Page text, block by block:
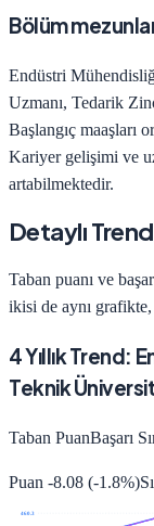
Bölüm
Endüstri
Uzmanı, Tedarik
Başlangıç maaşları
Kariyer gelişimi ve
artabilmektedir.
Detaylı
Taban puanı ve
ikisi de aynı
4Yıllık Trend:
Teknik
Taban PuanBaşarı
Puan -8.08 (-1.8%)
460.3